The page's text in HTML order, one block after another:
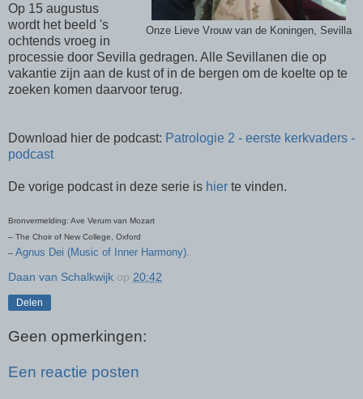
Onze Lieve Vrouw van de Koningen, Sevilla
Op 15 augustus
wordt het beeld 's
ochtends vroeg in
processie door Sevilla gedragen. Alle Sevillanen die op
vakantie zijn aan de kust of in de bergen om de koelte op te
zoeken komen daarvoor terug.
Download hier de podcast: Patrologie 2 - eerste kerkvaders -
podcast
De vorige podcast in deze serie is hier te vinden.
Bronvermelding: Ave Verum van Mozart
– The Choir of New College, Oxford
– Agnus Dei (Music of Inner Harmony).
Daan van Schalkwijk op 20:42
Delen
Geen opmerkingen:
Een reactie posten